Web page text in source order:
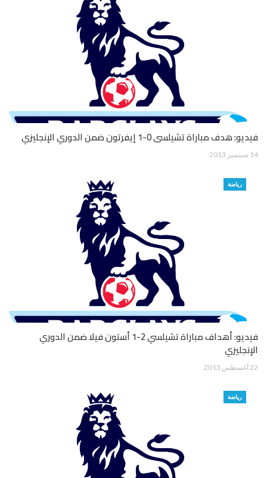
فيديو: هدف مباراة تشيلسى 0-1 إيفرتون ضمن الدوري الإنجليزي
14 سبتمبر 2013
رياضة
فيديو: أهداف مباراة تشيلسي 2-1 أستون فيلا ضمن الدوري
الإنجليزي
22 أغسطس 2013
رياضة